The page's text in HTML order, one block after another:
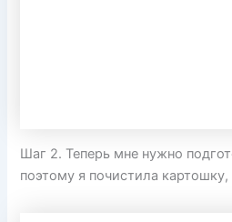
Шаг 2. Теперь мне нужно
поэтому я почистила